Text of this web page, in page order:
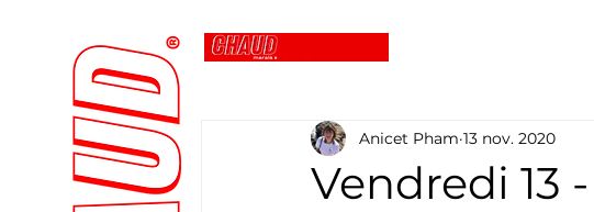
Vendredi 13
Anicet Pham 13 nov. 2020